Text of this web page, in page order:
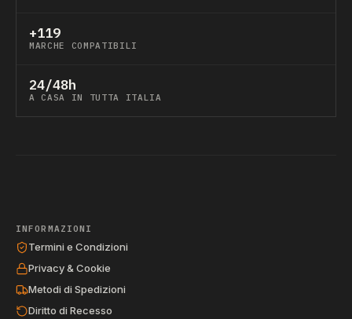
+119
MARCHE COMPATIBILI
24/48h
A CASA IN TUTTA ITALIA
INFORMAZIONI
Termini e Condizioni
Privacy & Cookie
Metodi di Spedizioni
Diritto di Recesso